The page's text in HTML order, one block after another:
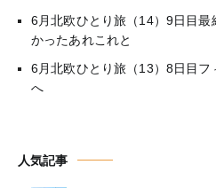
6月北欧ひとり旅（14）9日目最
かったあれこれと
6月北欧ひとり旅（13）8日目
へ
人気記事